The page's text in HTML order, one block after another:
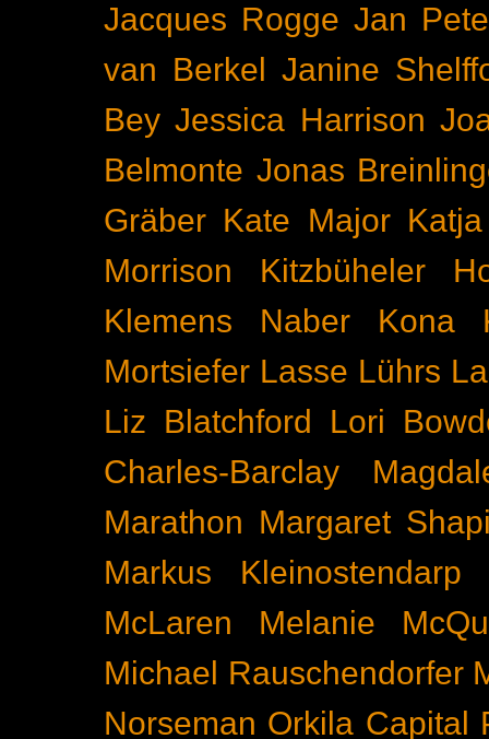
Jacques Rogge Jan
van Berkel
Janine
Bey Jessica Harrison
Belmonte Jonas
Gräber Kate Major
Morrison
Kitzbüheler
Klemens Naber
Kona
Mortsiefer Lasse Lührs
Liz Blatchford
Lori
Charles-Barclay
Marathon Margaret
Markus Kleinostendarp
McLaren
Melanie
Michael Rauschendorfer
Norseman Orkila Capital